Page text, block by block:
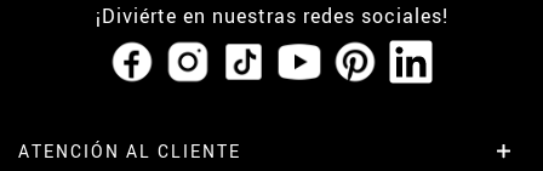
¡Diviérte en nuestras redes sociales!
ATENCIÓN AL CLIENTE